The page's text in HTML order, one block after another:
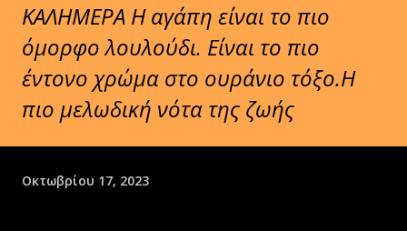
ΚΑΛΗΜΕΡΑ Η αγάπη είναι το πιο
όμορφο λουλούδι. Είναι το πιο
έντονο χρώμα στο ουράνιο τόξο.Η
πιο μελωδική νότα της ζωής
Οκτωβρίου 17, 2023